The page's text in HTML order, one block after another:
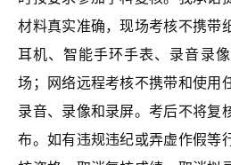
材料真实准确，现场考核不携带
耳机、智能手环手表、录音录
场；网络远程考核不携带和使用
录音、录像和录屏。考后不将复
布。如有违规违纪或弄虚作假等